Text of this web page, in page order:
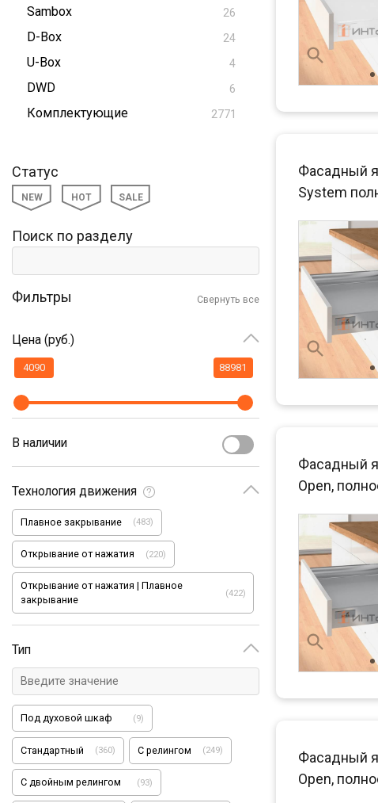
Sambox 26
D-Box 24
U-Box 4
DWD 6
Комплектующие 2771
Статус
NEW HOT SALE
Поиск по разделу
Фильтры Свернуть все
Цена (руб.)
В наличии
Технология движения
Плавное закрывание (483)
Открывание от нажатия (220)
Открывание от нажатия | Плавное
закрывание
(422)
Тип
Под духовой шкаф (9)
Стандартный (360) С релингом (249)
С двойным релингом (93)
Фасадный
System
Фасадный
Open,
Фасадный
Open,